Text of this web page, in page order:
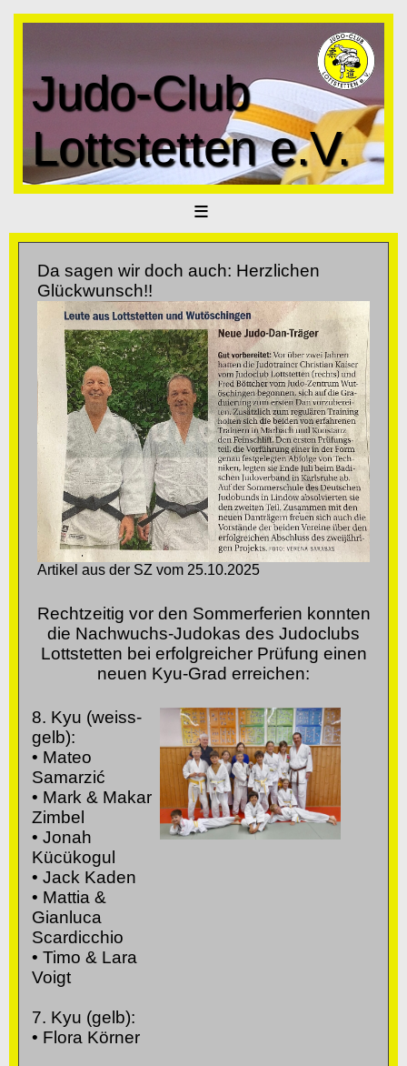
Judo-Club
Lottstetten e.V.
≡
Da sagen wir doch auch: Herzlichen
Glückwunsch!!
Artikel aus der SZ vom 25.10.2025
Rechtzeitig vor den Sommerferien konnten
die Nachwuchs-Judokas des Judoclubs
Lottstetten bei erfolgreicher Prüfung einen
neuen Kyu-Grad erreichen:
8. Kyu (weiss-
gelb):
• Mateo
Samarzić
• Mark & Makar
Zimbel
• Jonah
Kücükogul
• Jack Kaden
• Mattia &
Gianluca
Scardicchio
• Timo & Lara
Voigt
7. Kyu (gelb):
• Flora Körner